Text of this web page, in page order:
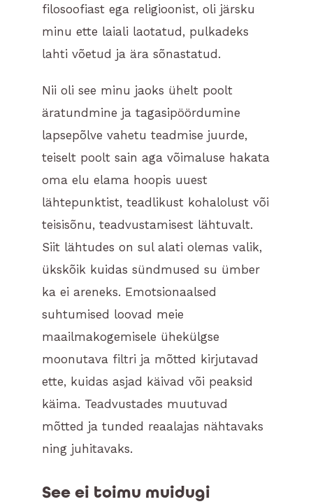
filosoofiast ega religioonist, oli järsku
minu ette laiali laotatud, pulkadeks
lahti võetud ja ära sõnastatud.
Nii oli see minu jaoks ühelt poolt
äratundmine ja tagasipöördumine
lapsepõlve vahetu teadmise juurde,
teiselt poolt sain aga võimaluse hakata
oma elu elama hoopis uuest
lähtepunktist, teadlikust kohalolust või
teisisõnu, teadvustamisest lähtuvalt.
Siit lähtudes on sul alati olemas valik,
ükskõik kuidas sündmused su ümber
ka ei areneks. Emotsionaalsed
suhtumised loovad meie
maailmakogemisele ühekülgse
moonutava filtri ja mõtted kirjutavad
ette, kuidas asjad käivad või peaksid
käima. Teadvustades muutuvad
mõtted ja tunded reaalajas nähtavaks
ning juhitavaks.
See ei toimu muidugi